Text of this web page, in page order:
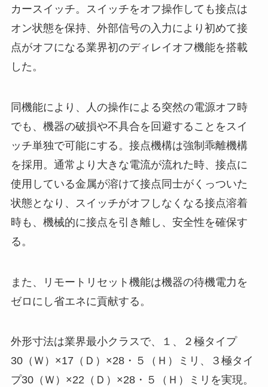
カースイッチ。スイッチをオフ操作しても接点は
オン状態を保持、外部信号の入力により初めて接
点がオフになる業界初のディレイオフ機能を搭載
した。
同機能により、人の操作による突然の電源オフ時
でも、機器の破損や不具合を回避することをスイ
ッチ単独で可能にする。接点機構は強制乖離機構
を採用。通常より大きな電流が流れた時、接点に
使用している金属が溶けて接点同士がくっついた
状態となり、スイッチがオフしなくなる接点溶着
時も、機械的に接点を引き離し、安全性を確保す
る。
また、リモートリセット機能は機器の待機電力を
ゼロにし省エネに貢献する。
外形寸法は業界最小クラスで、１、２極タイプ
30（Ｗ）×17（Ｄ）×28・５（Ｈ）ミリ、３極タイ
プ30（Ｗ）×22（Ｄ）×28・５（Ｈ）ミリを実現。